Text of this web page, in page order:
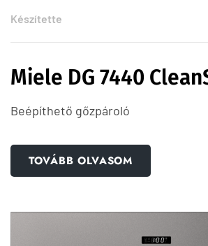
Készítette
Miele DG 7440
Beépíthető gőzpároló
TOVÁBB OLVASOM